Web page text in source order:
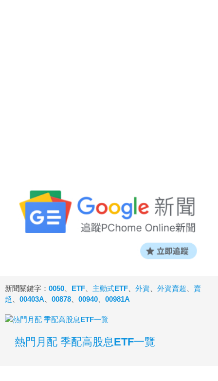
新聞關鍵字： 0050 ETF 主動式ETF 外資 外資賣超
賣
超
00403A 00878 00940 00981A
熱門月配 季配高股息ETF一覽